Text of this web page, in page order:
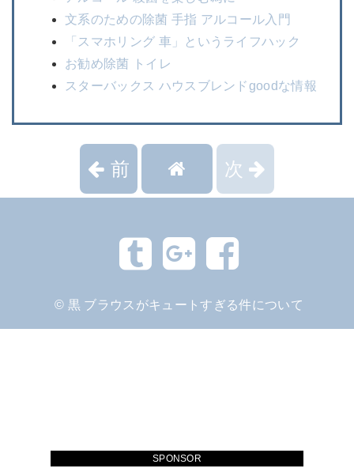
文系のための除菌 手指 アルコール入門
「スマホリング 車」というライフハック
お勧め除菌 トイレ
スターバックス ハウスブレンドgoodな情報
前 次
© 黒 ブラウスがキュートすぎる件について
SPONSOR